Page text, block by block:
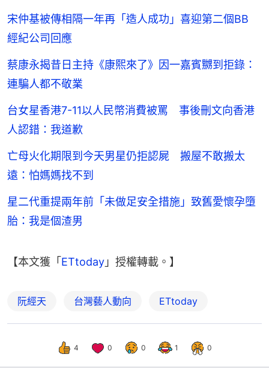
宋仲基被傳相隔一年再「造人成功」喜迎第二個BB
經紀公司回應
蔡康永揭昔日主持《康熙來了》因一嘉賓嬲到拒錄：
連騙人都不敬業
台女星香港7-11以人民幣消費被罵 事後刪文向香港
人認錯：我道歉
亡母火化期限到今天男星仍拒認屍 搬屋不敢搬太
遠：怕媽媽找不到
星二代重提兩年前「未做足安全措施」致舊愛懷孕墮
胎：我是個渣男
【本文獲「 ETtoday 」授權轉載。】
阮經天 台灣藝人動向 ETtoday
4 0 0 1 0